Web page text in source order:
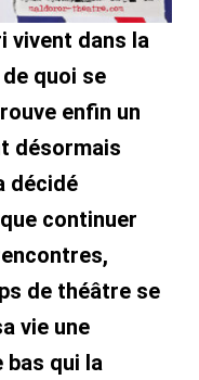
vivent dans la
quoi se
enfin un
désormais
décidé
continuer
de théâtre se
vie une
bas qui la